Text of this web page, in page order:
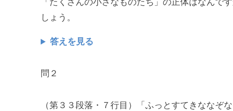
「たくさんの小さなものたち」の正体はなんで
しょう。
答えを見る
問２
（第３３段落・７行目）「ふっとすてきななぞ